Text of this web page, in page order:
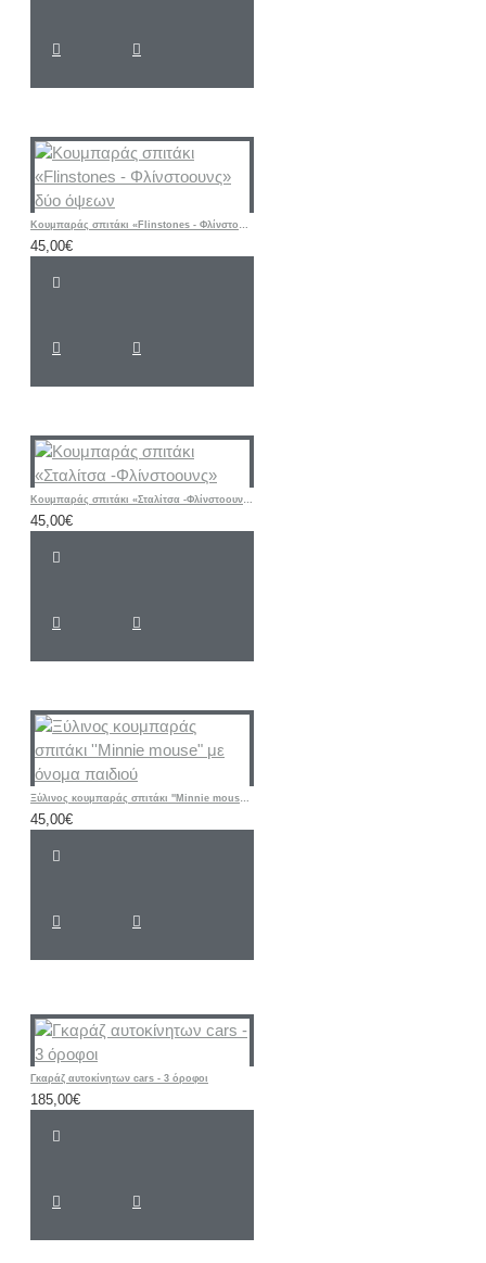
Κουμπαράς σπιτάκι «Flinstones - Φλίνστοουνς» δύο όψεων
45,00€
Κουμπαράς σπιτάκι «Σταλίτσα -Φλίνστοουνς»
45,00€
Ξύλινος κουμπαράς σπιτάκι ''Minnie mouse" με όνομα παιδιού
45,00€
Γκαράζ αυτοκίνητων cars - 3 όροφοι
185,00€